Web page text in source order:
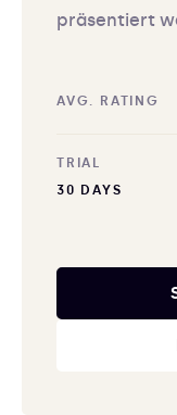
präsentiert
AVG. RATING
TRIAL
30 DAYS